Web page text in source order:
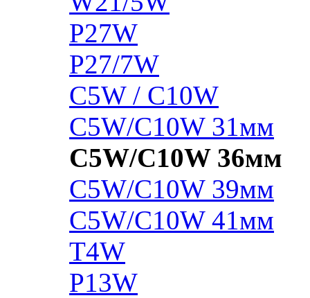
P27W
P27/7W
C5W / C10W
C5W/C10W 31мм
C5W/C10W 36мм
C5W/C10W 39мм
C5W/C10W 41мм
T4W
P13W